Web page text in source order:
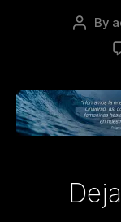
Post
author
By